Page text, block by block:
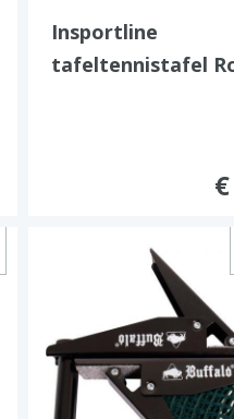
Insportline
tafeltennistafel